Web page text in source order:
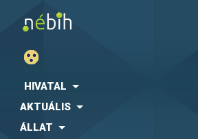
HIVATAL
AKTUÁLIS
ÁLLAT